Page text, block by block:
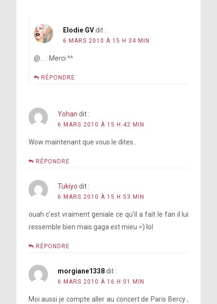
Elodie GV dit :
6 MARS 2010 À 15 H 34 MIN
@… : Merci ^^
RÉPONDRE
Yohan dit :
6 MARS 2010 À 15 H 42 MIN
Wow maintenant que vous le dites..
RÉPONDRE
Tukiyo dit :
6 MARS 2010 À 15 H 53 MIN
ouah c’est vraiment geniale ce qu’il a fait le fan il lui
ressemble bien mais gaga est mieu =) lol
RÉPONDRE
morgiane1338 dit :
6 MARS 2010 À 16 H 01 MIN
Moi aussi je compte aller au concert de Paris Bercy ,